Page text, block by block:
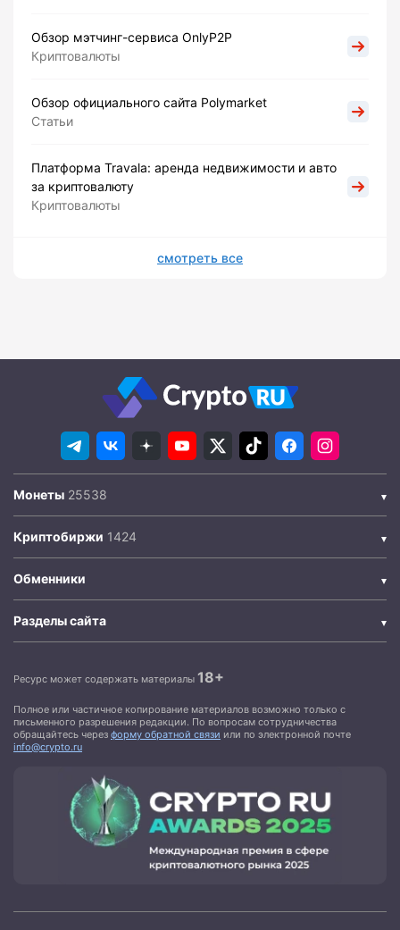
Обзор мэтчинг-сервиса OnlyP2P
Криптовалюты
Обзор официального сайта Polymarket
Статьи
Платформа Travala: аренда недвижимости и авто
за криптовалюту
Криптовалюты
смотреть все
Монеты
Криптобиржи
Обменники
Разделы сайта
Ресурс может содержать материалы 18+
Полное или частичное копирование материалов возможно только с
письменного разрешения редакции. По вопросам сотрудничества
обращайтесь через форму обратной связи или по электронной почте
info@crypto.ru